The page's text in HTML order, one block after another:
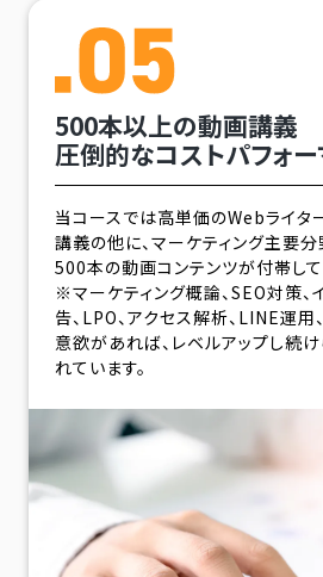
500本以上の動画講義
圧倒的なコストパフォー
当コースでは高単価のWebライタ
講義の他に、マーケティング主要
500本の動画コンテンツが付帯して
※マーケティング概論、SEO対策、
告、LPO、アクセス解析、LINE運用
意欲があれば、レベルアップし続
れています。